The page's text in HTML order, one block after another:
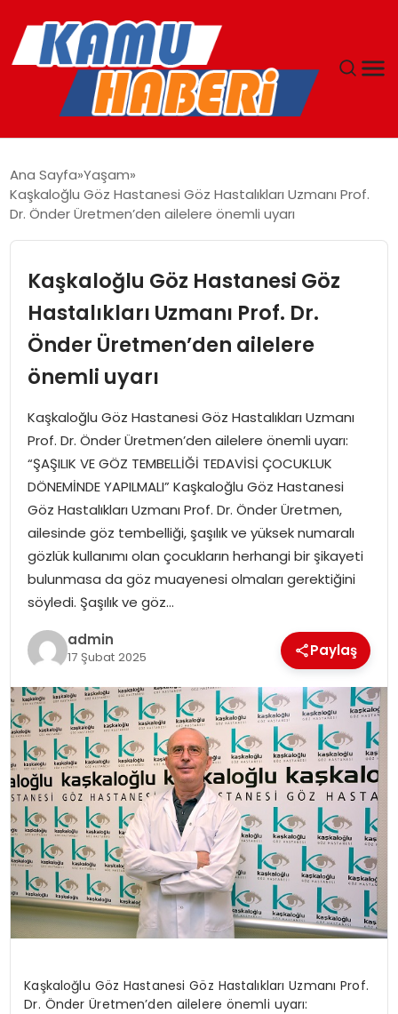
YAŞAM
MAGAZIN
EKONOMI
TEKNOLOJI
EĞITIM
GENEL
Ana Sayfa Yaşam
Kaşkaloğlu Göz Hastanesi Göz Hastalıkları Uzmanı Prof.
Dr. Önder Üretmen’den ailelere önemli uyarı
Kaşkaloğlu Göz Hastanesi Göz
Hastalıkları Uzmanı Prof. Dr.
Önder Üretmen’den ailelere
önemli uyarı
Kaşkaloğlu Göz Hastanesi Göz Hastalıkları Uzmanı
Prof. Dr. Önder Üretmen’den ailelere önemli uyarı:
“ŞAŞILIK VE GÖZ TEMBELLİĞİ TEDAVİSİ ÇOCUKLUK
DÖNEMİNDE YAPILMALI” Kaşkaloğlu Göz Hastanesi
Göz Hastalıkları Uzmanı Prof. Dr. Önder Üretmen,
ailesinde göz tembelliği, şaşılık ve yüksek numaralı
gözlük kullanımı olan çocukların herhangi bir şikayeti
bulunmasa da göz muayenesi olmaları gerektiğini
söyledi. Şaşılık ve göz…
admin
17 Şubat 2025 Paylaş
Kaşkaloğlu Göz Hastanesi Göz Hastalıkları Uzmanı Prof.
Dr. Önder Üretmen’den ailelere önemli uyarı: